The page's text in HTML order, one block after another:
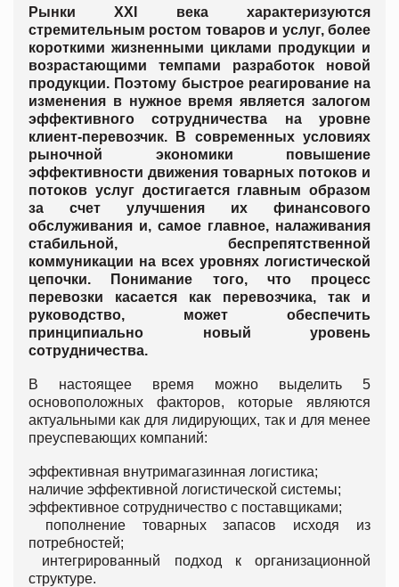
Рынки XXI века характеризуются
стремительным ростом товаров и услуг, более
короткими жизненными циклами продукции и
возрастающими темпами разработок новой
продукции. Поэтому быстрое реагирование на
изменения в нужное время является залогом
эффективного сотрудничества на уровне
клиент-перевозчик.
В современных условиях
рыночной экономики повышение
эффективности движения товарных потоков и
потоков услуг достигается главным образом
за счет улучшения их финансового
обслуживания и, самое главное, налаживания
стабильной, беспрепятственной
коммуникации на всех уровнях логистической
цепочки. Понимание того, что процесс
перевозки касается как перевозчика, так и
руководство, может обеспечить
принципиально новый уровень
сотрудничества.
В настоящее время можно выделить 5
основоположных факторов, которые являются
актуальными как для лидирующих, так и для менее
преуспевающих компаний:
эффективная внутримагазинная логистика;
наличие эффективной логистической системы;
эффективное сотрудничество с поставщиками;
пополнение товарных запасов исходя из
потребностей;
интегрированный подход к организационной
структуре.